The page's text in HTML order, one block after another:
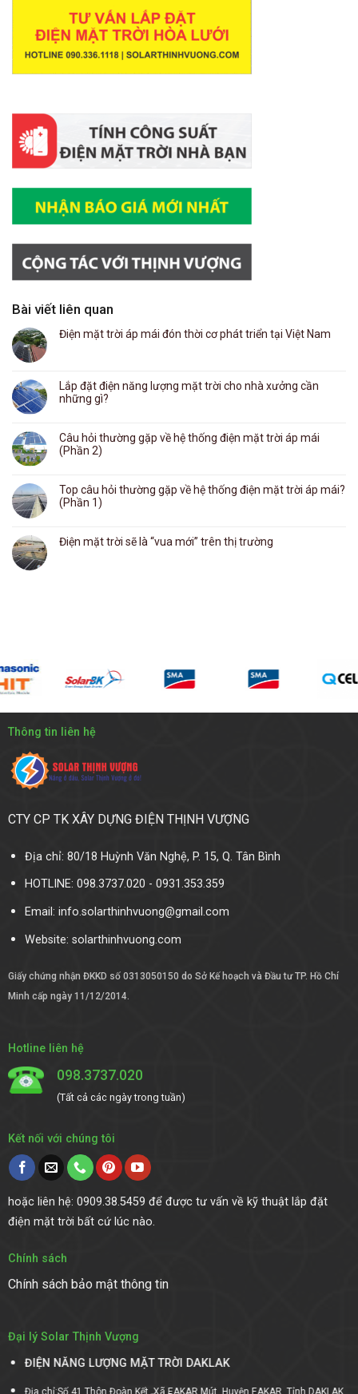
Bài viết liên quan
Điện mặt trời áp mái đón thời cơ phát triển tại Việt Nam
Lắp đặt điện năng lượng mặt trời cho nhà xưởng cần
những gì?
Câu hỏi thường gặp về hệ thống điện mặt trời áp mái
(Phần 2)
Top câu hỏi thường gặp về hệ thống điện mặt trời áp mái?
(Phần 1)
Điện mặt trời sẽ là “vua mới” trên thị trường
Thông tin liên hệ
CTY CP TK XÂY DỰNG ĐIỆN THỊNH VƯỢNG
Địa chỉ: 80/18 Huỳnh Văn Nghệ, P. 15, Q. Tân Bình
HOTLINE: 098.3737.020 - 0931.353.359
Email: info.solarthinhvuong@gmail.com
Website: solarthinhvuong.com
Giấy chứng nhận ĐKKD số 0313050150 do Sở Kế hoạch và Đầu tư TP. Hồ Chí
Minh cấp ngày 11/12/2014.
Hotline liên hệ
098.3737.020
(Tất cả các ngày trong tuần)
Kết nối với chúng tôi
hoặc liên hệ: 0909.38.5459 để được tư vấn về kỹ thuật lắp đặt
điện mặt trời bất cứ lúc nào.
Chính sách
Chính sách bảo mật thông tin
Đại lý Solar Thịnh Vượng
ĐIỆN NĂNG LƯỢNG MẶT TRỜI DAKLAK
Địa chỉ:Số 41 Thôn Đoàn Kết, Xã EAKAR Mút, Huyện EAKAR, Tỉnh DAKLAK